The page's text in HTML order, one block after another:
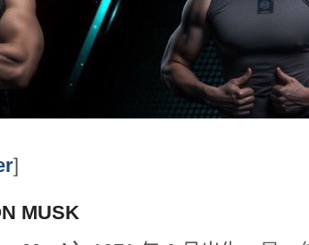
]
MUSK